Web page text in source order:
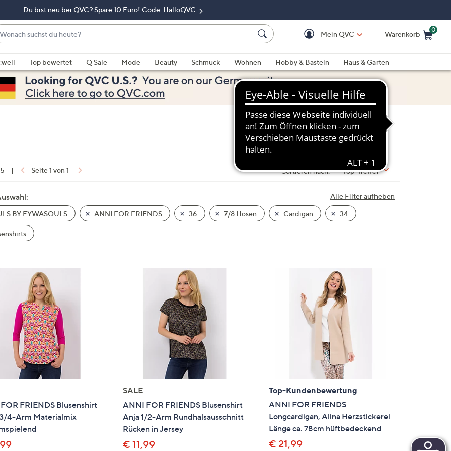
Du bist neu bei QVC? Spare 10 Euro! Code: HalloQVC
Mein QVC Warenkorb
0
Top bewertet Q Sale Mode Beauty Schmuck Wohnen Hobby & Basteln
Haus & Garten
| Seite 1 von 1 Sortieren nach: Top-Treffer
Alle Filter aufheben
BY EYWASOULS ANNI FOR FRIENDS 36 7/8 Hosen Cardigan 34
FRIENDS Blusenshirt
4-Arm Materialmix
SALE
ANNI FOR FRIENDS Blusenshirt
Anja 1/2-Arm Rundhalsausschnitt
Rücken in Jersey
€ 11,99
Top-Kundenbewertung
ANNI FOR FRIENDS
Longcardigan, Alina Herzstickerei
Länge ca. 78cm hüftbedeckend
€ 21,99